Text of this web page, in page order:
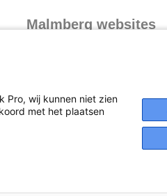
Malmberg websites
Pro, wij kunnen niet zien
met het plaatsen